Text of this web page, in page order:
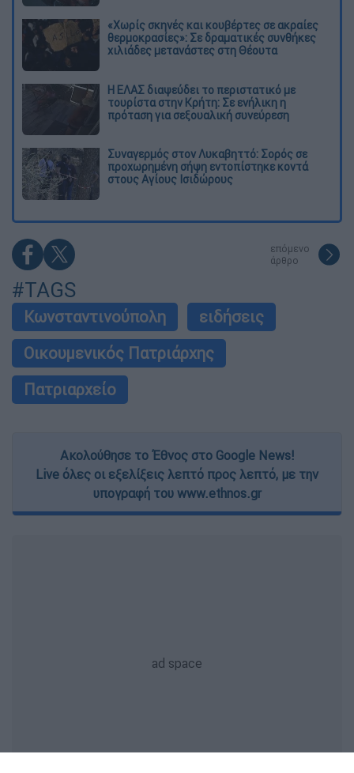
«Χωρίς σκηνές και κουβέρτες σε ακραίες
θερμοκρασίες»: Σε δραματικές συνθήκες
χιλιάδες μετανάστες στη Θέουτα
Η ΕΛΑΣ διαψεύδει το περιστατικό με
τουρίστα στην Κρήτη: Σε ενήλικη η
πρόταση για σεξουαλική συνεύρεση
Συναγερμός στον Λυκαβηττό: Σορός σε
προχωρημένη σήψη εντοπίστηκε κοντά
στους Αγίους Ισιδώρους
επόμενο
άρθρο
#TAGS
Κωνσταντινούπολη
ειδήσεις
Οικουμενικός Πατριάρχης
Πατριαρχείο
Ακολούθησε το Έθνος στο Google News!
Live όλες οι εξελίξεις λεπτό προς λεπτό, με την
υπογραφή του www.ethnos.gr